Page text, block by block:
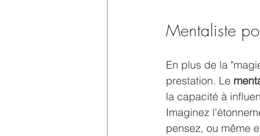
Mentaliste
En plus de la
prestation. Le
la capacité à
Imaginez
pensez, ou même